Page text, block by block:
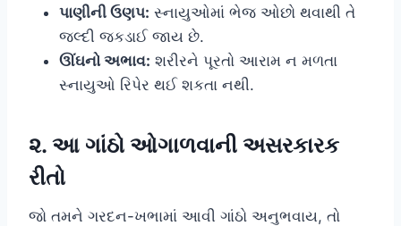
પાણીની ઉણપ: સ્નાયુઓમાં ભેજ ઓછો થવાથી તે
જલ્દી જકડાઈ જાય છે.
ઊંઘનો અભાવ: શરીરને પૂરતો આરામ ન મળતા
સ્નાયુઓ રિપેર થઈ શકતા નથી.
૨. આ ગાંઠો ઓગાળવાની અસરકારક
રીતો
જો તમને ગરદન-ખભામાં આવી ગાંઠો અનુભવાય, તો